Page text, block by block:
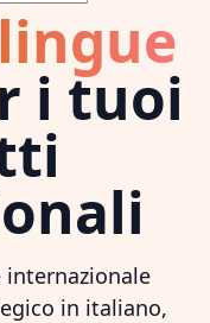
i tuoi
internazionale
in italiano,